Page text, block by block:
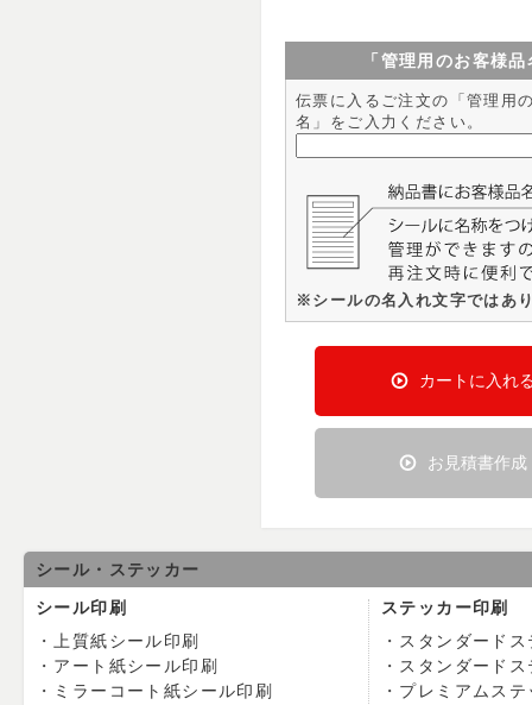
「管理用のお客様
伝票に入るご注文の「管理用
名」をご入力ください。
※シールの名入れ文字ではあ
お見積書作成
カートに入れ
シール・ステッカー
シール印刷
上質紙シール印刷
アート紙シール印刷
ミラーコート紙シール印刷
ステッカー印刷
スタンダード
スタンダード
プレミアムステ